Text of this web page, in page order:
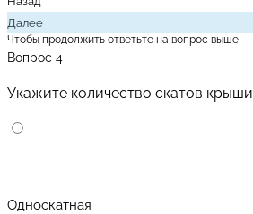
Далее
Чтобы продолжить ответьте на вопрос выше
Вопрос 4
Укажите количество скатов крыши
Односкатная